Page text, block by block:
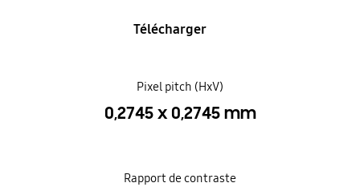
Télécharger
Pixel pitch (HxV)
0,2745 x 0,2745 mm
Rapport de contraste